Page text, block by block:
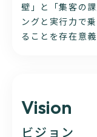
壁」と「集客の
ングと実行力で
ることを存在意義
Vision
ビジョン